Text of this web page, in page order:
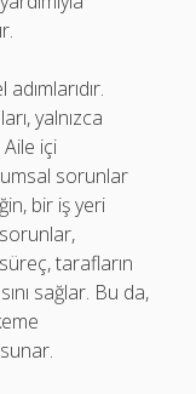
yalnızca
Aile içi
sorunlar
bir iş yeri
tarafların
sağlar. Bu da,